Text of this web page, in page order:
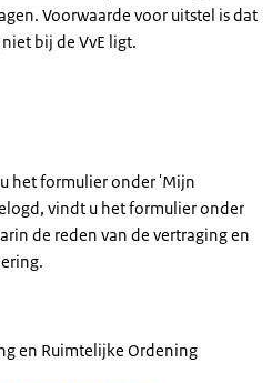
Voorwaarde voor uitstel is dat
bij de VvE ligt.
het formulier onder 'Mijn
vindt u het formulier onder
de reden van de vertraging en
en Ruimtelijke Ordening